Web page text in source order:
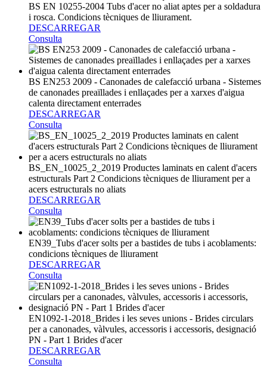
BS EN 10255-2004 Tubs d'acer no aliat aptes per a soldadura
i rosca. Condicions tècniques de lliurament.
DESCARREGAR
Consulta
BS EN253 2009 - Canonades de calefacció urbana - Sistemes
de canonades preaïllades i enllaçades per a xarxes d'aigua
calenta directament enterrades
DESCARREGAR
Consulta
BS_EN_10025_2_2019 Productes laminats en calent d'acers
estructurals Part 2 Condicions tècniques de lliurament per a
acers estructurals no aliats
DESCARREGAR
Consulta
EN39_Tubs d'acer solts per a bastides de tubs i acoblaments:
condicions tècniques de lliurament
DESCARREGAR
Consulta
EN1092-1-2018_Brides i les seves unions - Brides circulars
per a canonades, vàlvules, accessoris i accessoris, designació
PN - Part 1 Brides d'acer
DESCARREGAR
Consulta